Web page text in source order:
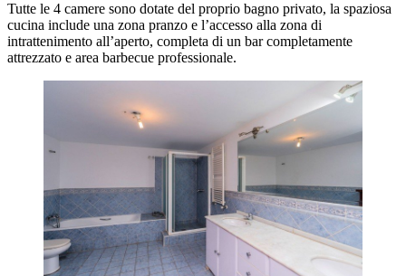
Tutte le 4 camere sono dotate del proprio bagno privato, la spaziosa
cucina include una zona pranzo e l’accesso alla zona di
intrattenimento all’aperto, completa di un bar completamente
attrezzato e area barbecue professionale.